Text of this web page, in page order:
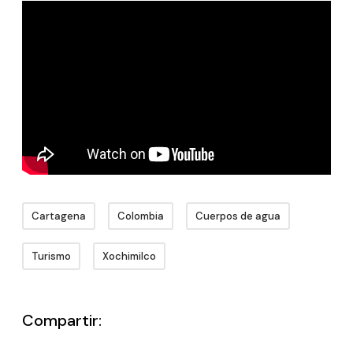
Cartagena Colombia Cuerpos de agua
Turismo Xochimilco
Compartir: